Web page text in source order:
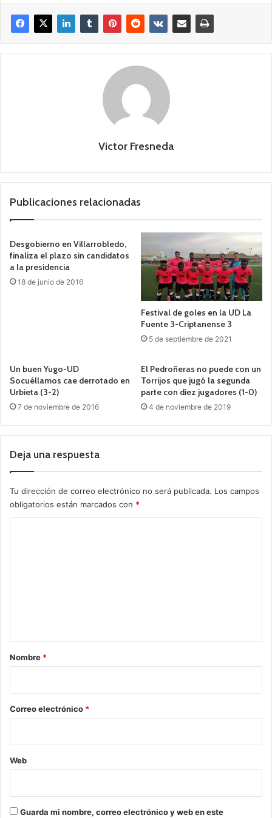
Victor Fresneda
Publicaciones relacionadas
Desgobierno en Villarrobledo,
finaliza el plazo sin candidatos
a la presidencia
18 de junio de 2016
Festival de goles en la UD La
Fuente 3-Criptanense 3
5 de septiembre de 2021
Un buen Yugo-UD
Socuéllamos cae derrotado en
Urbieta (3-2)
7 de noviembre de 2016
El Pedroñeras no puede con un
Torrijos que jugó la segunda
parte con diez jugadores (1-0)
4 de noviembre de 2019
Deja una respuesta
Tu dirección de correo electrónico no será publicada. Los campos
obligatorios están marcados con *
r
*
Nombre *
Correo electrónico *
Web
Guarda mi nombre, correo electrónico y web en este